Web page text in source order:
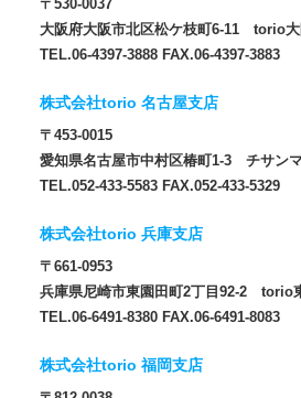
〒530-0037
大阪府大阪市北区松ケ枝町6-11 torio大
TEL.06-4397-3888 FAX.06-4397-3883
株式会社torio 名古屋支店
〒453-0015
愛知県名古屋市中村区椿町1-3 チサン
TEL.052-433-5583 FAX.052-433-5329
株式会社torio 兵庫支店
〒661-0953
兵庫県尼崎市東園田町2丁目92-2 torio
TEL.06-6491-8380 FAX.06-6491-8083
株式会社torio 福岡支店